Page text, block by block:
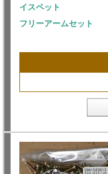
イスペット
フリーアームセット